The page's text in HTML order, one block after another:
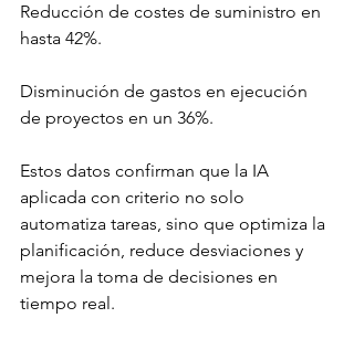
Reducción de costes de suministro en
hasta 42%.
Disminución de gastos en ejecución
de proyectos en un 36%.
Estos datos confirman que la IA
aplicada con criterio no solo
automatiza tareas, sino que optimiza la
planificación, reduce desviaciones y
mejora la toma de decisiones en
tiempo real.